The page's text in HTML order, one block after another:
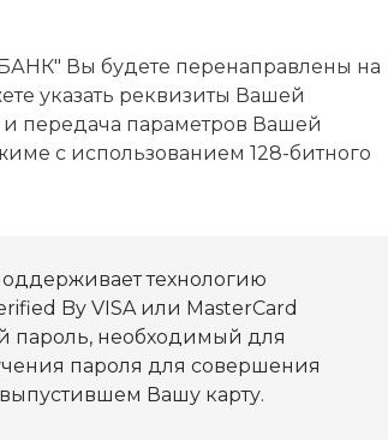
Вы будете перенаправлены на
указать реквизиты Вашей
передача параметров Вашей
с использованием 128-битного
технологию
By VISA или MasterCard
пароль, необходимый для
пароля для совершения
Вашу карту.